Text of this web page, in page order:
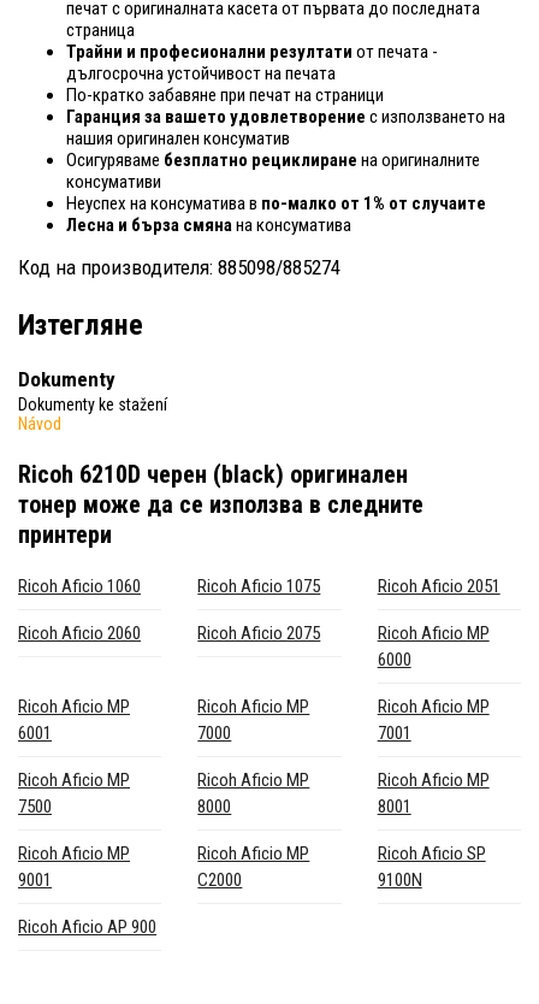
печат с оригиналната касета от първата до последната
страница
Трайни и професионални резултати от печата -
дългосрочна устойчивост на печата
По-кратко забавяне при печат на страници
Гаранция за вашето удовлетворение с използването на
нашия оригинален консуматив
Осигуряваме безплатно рециклиране на оригиналните
консумативи
Неуспех на консуматива в по-малко от 1% от случаите
Лесна и бърза смянана консуматива
Код на производителя: 885098/885274
Изтегляне
Dokumenty
Dokumenty ke stažení
Návod
Ricoh 6210D черен (black) оригинален
тонер може да се използва в следните
принтери
Ricoh Aficio 1060 Ricoh Aficio 1075 Ricoh Aficio 2051
Ricoh Aficio 2060 Ricoh Aficio 2075
Ricoh Aficio MP
6000
Ricoh Aficio MP
6001
Ricoh Aficio MP
7000
Ricoh Aficio MP
7001
Ricoh Aficio MP
7500
Ricoh Aficio MP
8000
Ricoh Aficio MP
8001
Ricoh Aficio MP
9001
Ricoh Aficio MP
C2000
Ricoh Aficio SP
9100N
Ricoh Aficio AP 900